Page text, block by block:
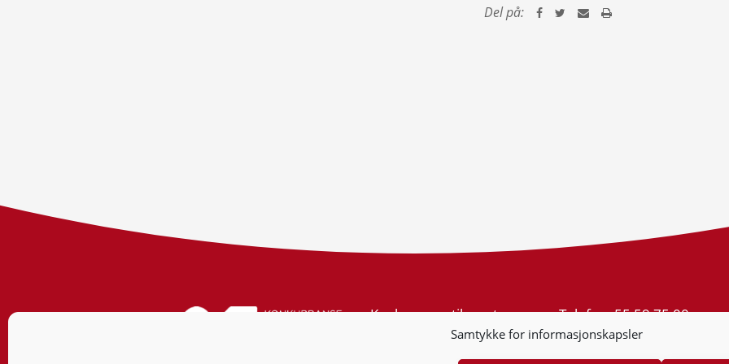
Samtykke for informasjonskapsler
Del på:
Konkurransetilsynet
Postboks 439 Sentrum
Telefon:55 59 75 00
E-post:post@kt.no
Nyhetsvarsel >>